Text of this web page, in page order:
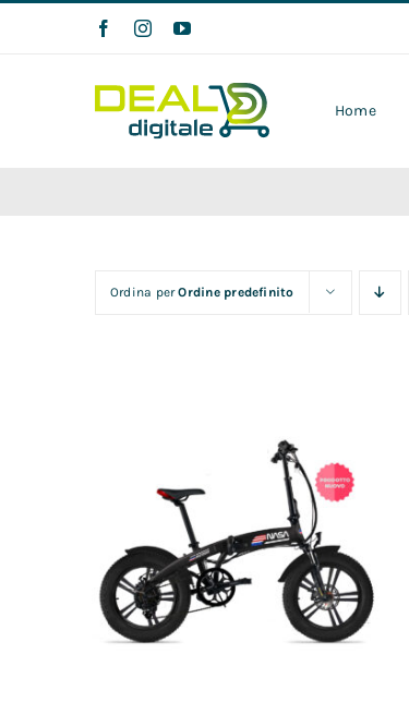
Home
Ordina perOrdine predefinito